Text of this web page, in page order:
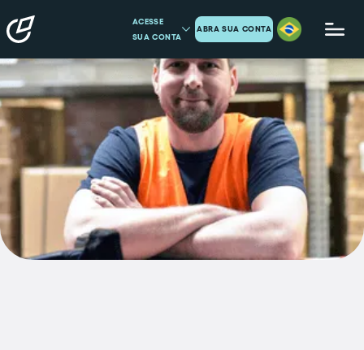
ACESSE
SUA CONTA
ABRA SUA CONTA